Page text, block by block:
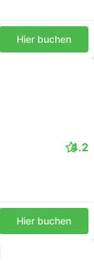
Hier buchen
4.2
Hier buchen